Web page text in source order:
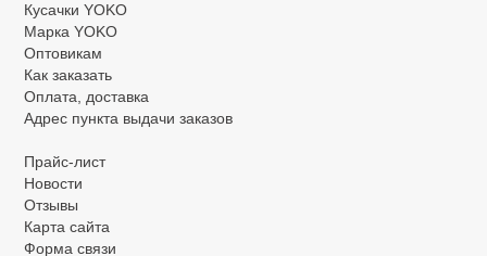
Кусачки YOKO
Марка YOKO
Оптовикам
Как заказать
Оплата, доставка
Адрес пункта выдачи заказов
Прайс-лист
Новости
Отзывы
Карта сайта
Форма связи